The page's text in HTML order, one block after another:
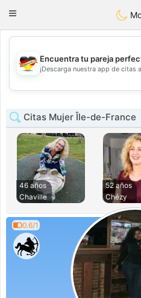
Toggle
💕
Encuentra tu pareja
¡Descarga nuestra app de citas
Citas Mujer Île-de-France
46 años
Chaville
52 años
Chézy
0.6/1